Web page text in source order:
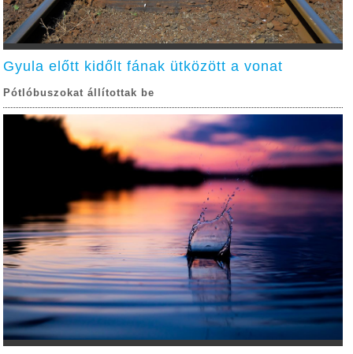
Gyula előtt kidőlt fának ütközött a vonat
Pótlóbuszokat állítottak be